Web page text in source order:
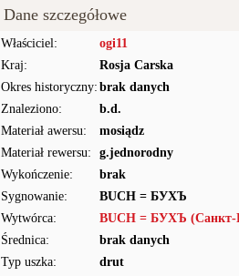
Dane szczegółowe
Właściciel:
ogi11
Kraj:
Rosja Carska
Okres historyczny: brak danych
Znaleziono:
b.d.
Materiał awersu:
mosiądz
Materiał rewersu:
g.jednorodny
Wykończenie:
brak
Sygnowanie:
BUCH = БУХЪ
Wytwórca:
BUCH = БУХЪ (Санкт-
Średnica:
brak danych
Typ uszka:
drut